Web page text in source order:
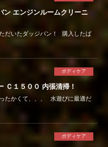
ン エンジンルームクリーニ
だいたダッジバン！ 購入したば
ボディケア
Ｃ１５００ 内張清掃！
たかくて、、、 水遊びに最適だ
ボディケア